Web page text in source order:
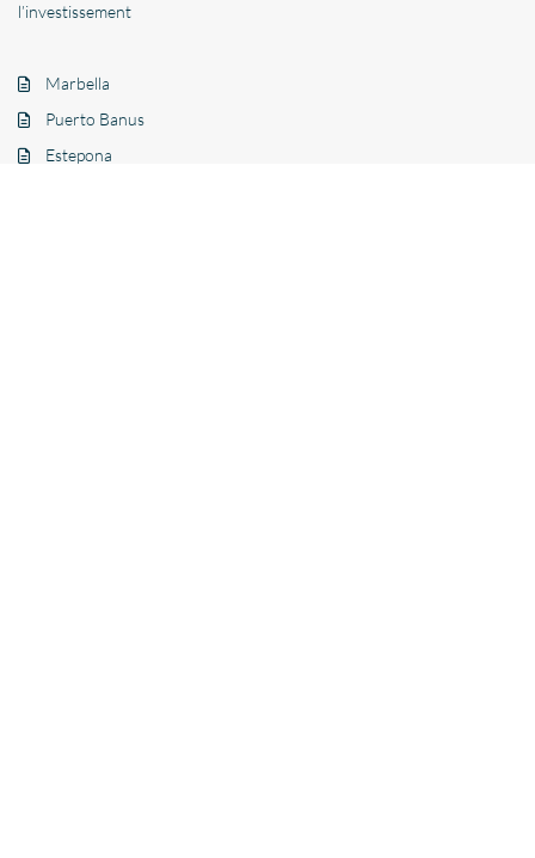
l’investissement
Marbella
Puerto Banus
Estepona